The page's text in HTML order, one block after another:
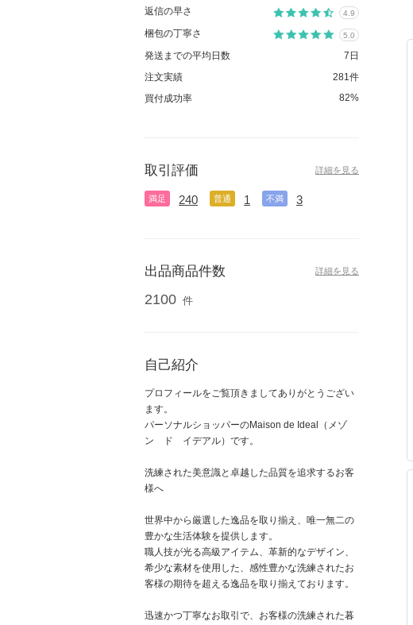
返信の早さ 4.9
梱包の丁寧さ 5.0
発送までの平均日数
7日
注文実績
281件
買付成功率
82%
取引評価 詳細を見る
満足 240 普通 1 不満 3
出品商品件数 詳細を見る
2100 件
自己紹介
プロフィールをご覧頂きましてありがとうござい
ます。
パーソナルショッパーのMaison de Ideal（メゾ
ン ド イデアル）です。
洗練された美意識と卓越した品質を追求するお客
様へ
世界中から厳選した逸品を取り揃え、唯一無二の
豊かな生活体験を提供します。
職人技が光る高級アイテム、革新的なデザイン、
希少な素材を使用した、感性豊かな洗練されたお
客様の期待を超える逸品を取り揃えております。
迅速かつ丁寧なお取引で、お客様の洗練された暮